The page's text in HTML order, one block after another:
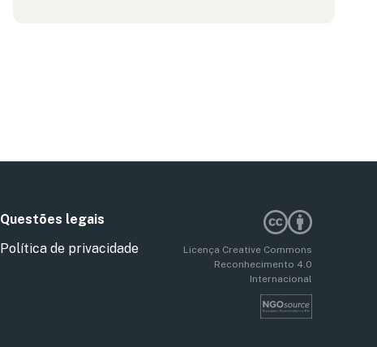
Questões legais
Política de privacidade
Licença Creative Commons
Reconhecimento 4.0
Internacional